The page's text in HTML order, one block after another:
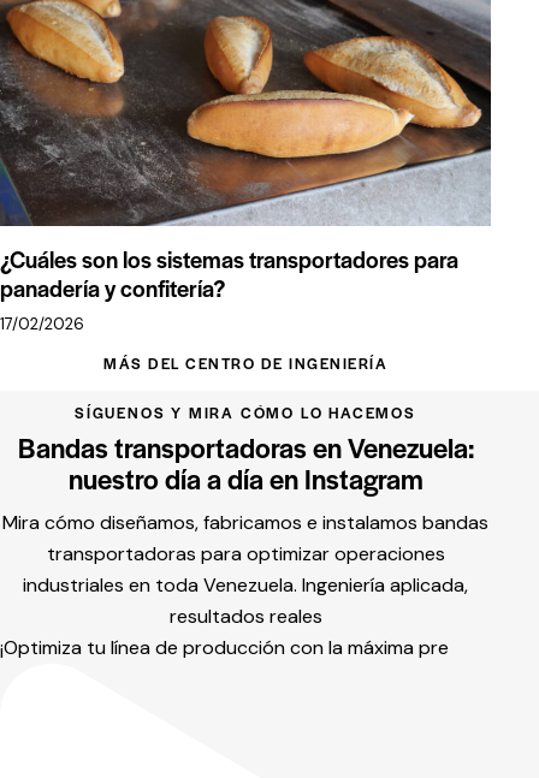
¿Cuáles son los sistemas transportadores para
panadería y confitería?
17/02/2026
MÁS DEL CENTRO DE INGENIERÍA
SÍGUENOS Y MIRA CÓMO LO HACEMOS
Bandas transportadoras en Venezuela:
nuestro día a día en Instagram
Mira cómo diseñamos, fabricamos e instalamos bandas
transportadoras para optimizar operaciones
industriales en toda Venezuela. Ingeniería aplicada,
resultados reales
¡Optimiza tu línea de producción con la máxima pre